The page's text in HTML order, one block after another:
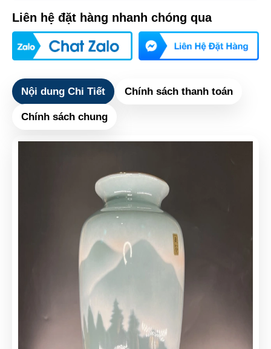
Liên hệ đặt hàng nhanh chóng qua
Nội dung Chi Tiết Chính sách thanh toán
Chính sách chung